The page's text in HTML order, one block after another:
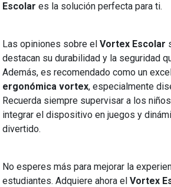
Escolar es la solución perfecta para ti.
Las opiniones sobre el Vortex Escolar
destacan su durabilidad y la seguridad
Además, es recomendado como un
ergonómica vortex, especialmente
Recuerda siempre supervisar a los
integrar el dispositivo en juegos y
divertido.
No esperes más para mejorar la
estudiantes. Adquiere ahora el Vortex